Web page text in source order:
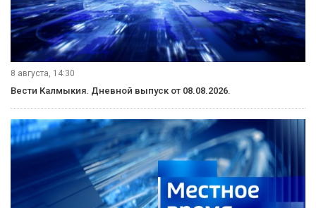
9 августа, 08:20